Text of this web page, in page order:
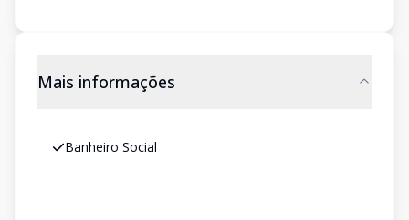
Mais informações
Banheiro Social